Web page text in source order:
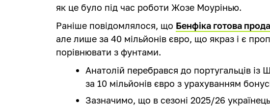
як це було під час роботи Жозе Моурінью.
Раніше повідомлялося, що Бенфіка готова
але лише за 40 мільйонів євро, що якраз і є
порівнювати з фунтами.
Анатолій перебрався до португальців із
за 10 мільйонів євро з урахуванням
Зазначимо, що в сезоні 2025/26